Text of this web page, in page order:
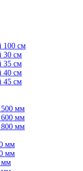
100 см
30 см
35 см
40 см
45 см
мм
мм
мм
мм
мм
мм